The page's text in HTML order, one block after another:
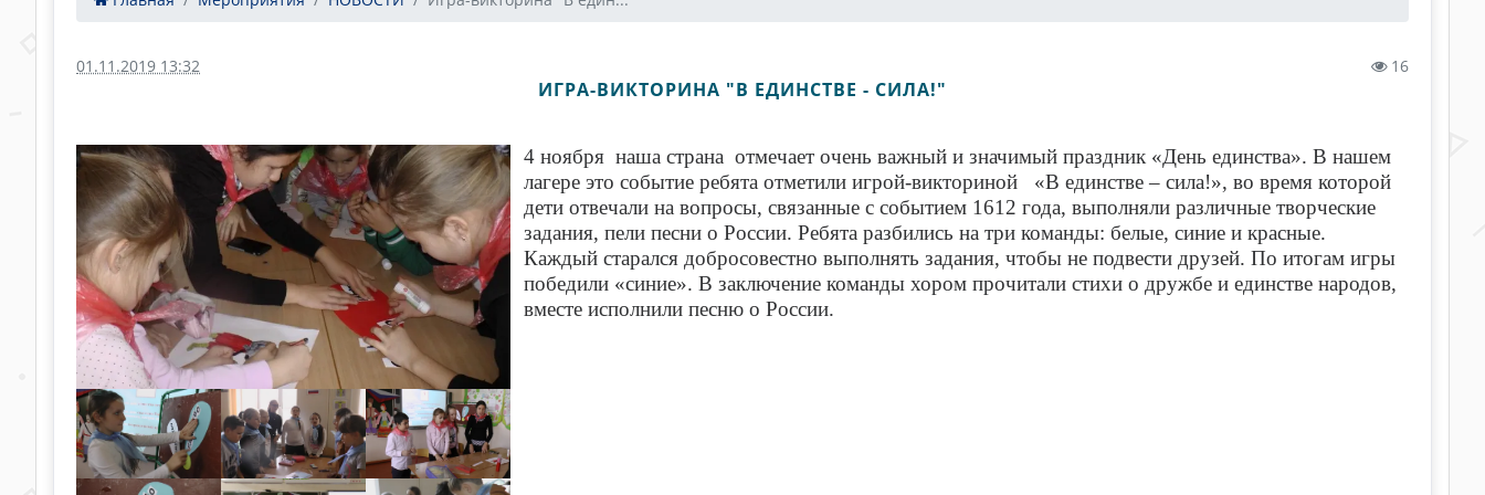
01.11.2019 13:32 16
ИГРА-ВИКТОРИНА "В ЕДИНСТВЕ - СИЛА!"
4 ноября наша страна отмечает очень важный и значимый праздник «День единства». В нашем
лагере это событие ребята отметили игрой-викториной «В единстве – сила!», во время которой
дети отвечали на вопросы, связанные с событием 1612 года, выполняли различные творческие
задания, пели песни о России. Ребята разбились на три команды: белые, синие и красные.
Каждый старался добросовестно выполнять задания, чтобы не подвести друзей. По итогам игры
победили «синие». В заключение команды хором прочитали стихи о дружбе и единстве народов,
вместе исполнили песню о России.